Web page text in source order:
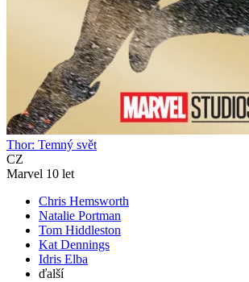
Thor: Temný svět
CZ
Marvel 10 let
Chris Hemsworth
Natalie Portman
Tom Hiddleston
Kat Dennings
Idris Elba
ďalší